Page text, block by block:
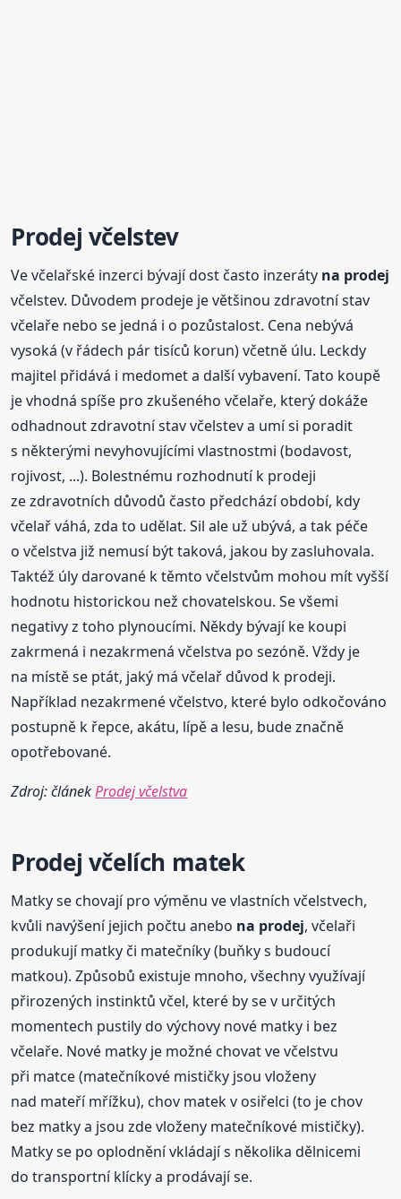
Prodej včelstev
Ve včelařské inzerci bývají dost často inzeráty na prodej
včelstev. Důvodem prodeje je většinou zdravotní stav
včelaře nebo se jedná i o pozůstalost. Cena nebývá
vysoká (v řádech pár tisíců korun) včetně úlu. Leckdy
majitel přidává i medomet a další vybavení. Tato koupě
je vhodná spíše pro zkušeného včelaře, který dokáže
odhadnout zdravotní stav včelstev a umí si poradit
s některými nevyhovujícími vlastnostmi (bodavost,
rojivost, ...). Bolestnému rozhodnutí k prodeji
ze zdravotních důvodů často předchází období, kdy
včelař váhá, zda to udělat. Sil ale už ubývá, a tak péče
o včelstva již nemusí být taková, jakou by zasluhovala.
Taktéž úly darované k těmto včelstvům mohou mít vyšší
hodnotu historickou než chovatelskou. Se všemi
negativy z toho plynoucími. Někdy bývají ke koupi
zakrmená i nezakrmená včelstva po sezóně. Vždy je
na místě se ptát, jaký má včelař důvod k prodeji.
Například nezakrmené včelstvo, které bylo odkočováno
postupně k řepce, akátu, lípě a lesu, bude značně
opotřebované.
Zdroj: článekProdej včelstva
Prodej včelích matek
Matky se chovají pro výměnu ve vlastních včelstvech,
kvůli navýšení jejich počtu anebo na prodej, včelaři
produkují matky či matečníky (buňky s budoucí
matkou). Způsobů existuje mnoho, všechny využívají
přirozených instinktů včel, které by se v určitých
momentech pustily do výchovy nové matky i bez
včelaře. Nové matky je možné chovat ve včelstvu
při matce (matečníkové mističky jsou vloženy
nad mateří mřížku), chov matek v osiřelci (to je chov
bez matky a jsou zde vloženy matečníkové mističky).
Matky se po oplodnění vkládají s několika dělnicemi
do transportní klícky a prodávají se.